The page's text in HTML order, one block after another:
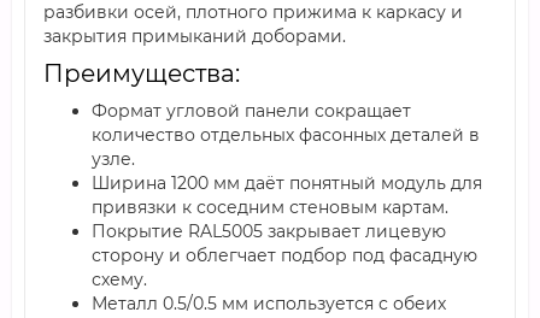
разбивки осей, плотного прижима к каркасу и
закрытия примыканий доборами.
Преимущества:
Формат угловой панели сокращает
количество отдельных фасонных деталей в
узле.
Ширина 1200 мм даёт понятный модуль для
привязки к соседним стеновым картам.
Покрытие RAL5005 закрывает лицевую
сторону и облегчает подбор под фасадную
схему.
Металл 0.5/0.5 мм используется с обеих